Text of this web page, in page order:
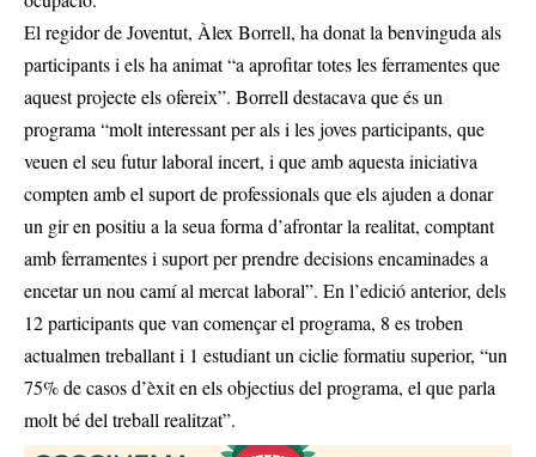
El regidor de Joventut, Àlex Borrell, ha donat la benvinguda als
participants i els ha animat “a aprofitar totes les ferramentes que
aquest projecte els ofereix”. Borrell destacava que és un
programa “molt interessant per als i les joves participants, que
veuen el seu futur laboral incert, i que amb aquesta iniciativa
compten amb el suport de professionals que els ajuden a donar
un gir en positiu a la seua forma d’afrontar la realitat, comptant
amb ferramentes i suport per prendre decisions encaminades a
encetar un nou camí al mercat laboral”. En l’edició anterior, dels
12 participants que van començar el programa, 8 es troben
actualmen treballant i 1 estudiant un ciclie formatiu superior, “un
75% de casos d’èxit en els objectius del programa, el que parla
molt bé del treball realitzat”.